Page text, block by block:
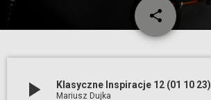
share
email
play_arrow Klasyczne Inspiracje 12 (01 10 23)
Mariusz Dujka